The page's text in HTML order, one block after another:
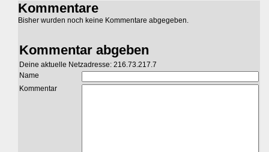
Kommentare
Bisher wurden noch keine Kommentare abgegeben.
Kommentar abgeben
Deine aktuelle Netzadresse: 216.73.217.7
Name
Kommentar